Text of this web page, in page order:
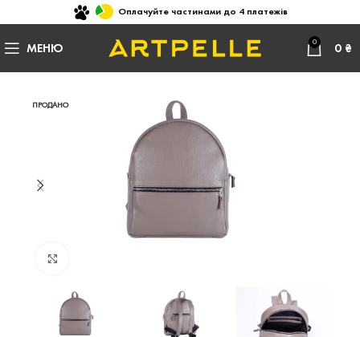
Оплачуйте частинами до 4 платежів
МЕНЮ 0 0 ₴
ПРОДАНО